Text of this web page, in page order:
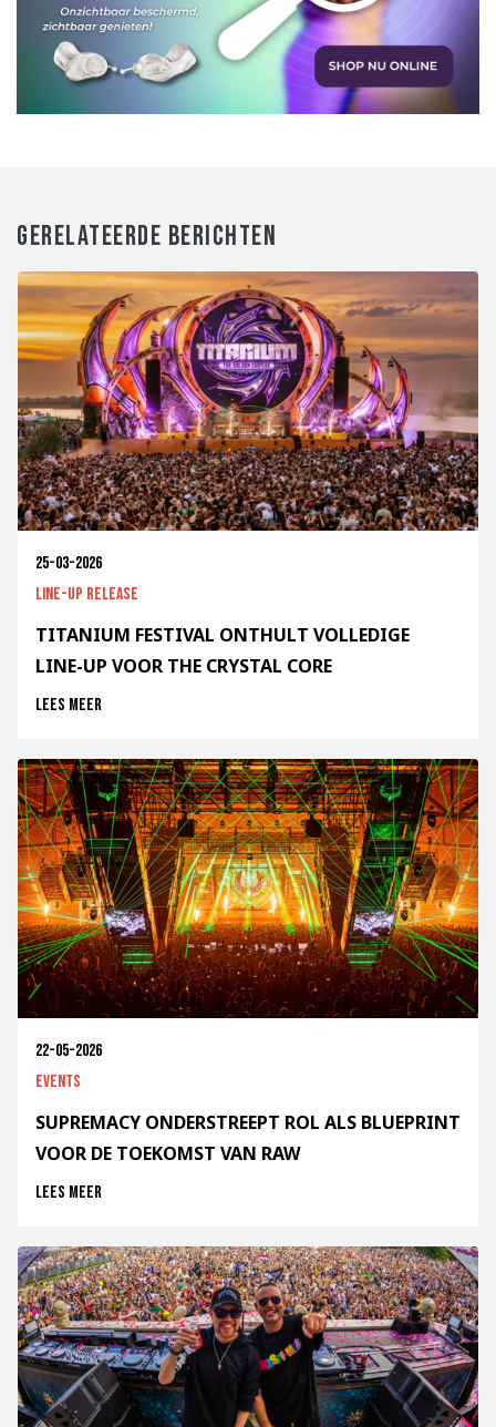
GERELATEERDE BERICHTEN
25-03-2026
Line-up release
TITANIUM FESTIVAL ONTHULT VOLLEDIGE
LINE-UP VOOR THE CRYSTAL CORE
Lees meer
22-05-2026
Events
SUPREMACY ONDERSTREEPT ROL ALS BLUEPRINT
VOOR DE TOEKOMST VAN RAW
Lees meer